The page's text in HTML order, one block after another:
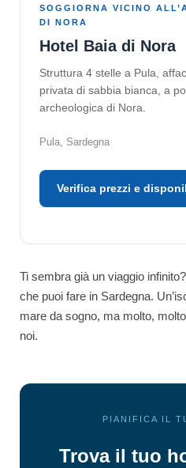
SOGGIORNA VICINO
DI NORA
Hotel Baia di Nora
Struttura 4 stelle a Pula,
privata di sabbia bianca, a
archeologica di Nora.
Pula, Sardegna
Verifica prezzi e
Ti sembra già un viaggio
che puoi fare in Sardegna.
mare da sogno, ma molto,
noi.
PIANIFICA IL
Trova il tuo